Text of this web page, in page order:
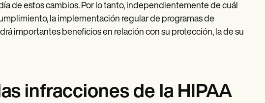
de estos cambios. Por lo tanto, independientemente de cuál
la implementación regular de programas de
importantes beneficios en relación con su protección, la de su
infracciones de la HIPAA